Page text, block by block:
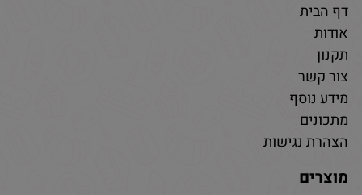
דף הבית
אודות
תקנון
צור קשר
מידע נוסף
מתכונים
הצהרת נגישות
מוצרים